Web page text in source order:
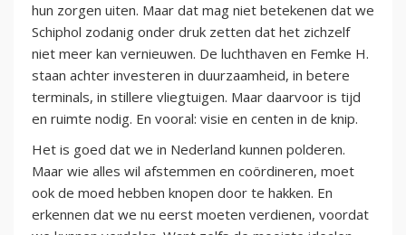
hun zorgen uiten. Maar dat mag niet betekenen dat we
Schiphol zodanig onder druk zetten dat het zichzelf
niet meer kan vernieuwen. De luchthaven en Femke H.
staan achter investeren in duurzaamheid, in betere
terminals, in stillere vliegtuigen. Maar daarvoor is tijd
en ruimte nodig. En vooral: visie en centen in de knip.
Het is goed dat we in Nederland kunnen polderen.
Maar wie alles wil afstemmen en coördineren, moet
ook de moed hebben knopen door te hakken. En
erkennen dat we nu eerst moeten verdienen, voordat